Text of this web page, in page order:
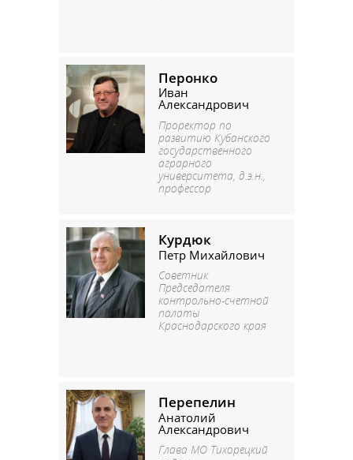
Перонко
Иван
Александрович
Проректор по
развитию Кубанского
государственного
аграрного
университета, д.э.н.,
профессор
Курдюк
Петр Михайлович
Советник
Председателя
контрольно-счетной
палаты
Краснодарского края
Перепелин
Анатолий
Александрович
Глава МО Тихорецкий